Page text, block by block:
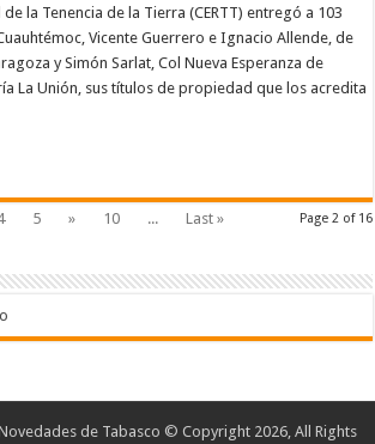
la Tenencia de la Tierra (CERTT) entregó a 103
Vicente Guerrero e Ignacio Allende, de
y Simón Sarlat, Col Nueva Esperanza de
La Unión, sus títulos de propiedad que los acredita
Page 2 of 16
5 » 10 ... Last »
de Tabasco © Copyright 2026, All Rights